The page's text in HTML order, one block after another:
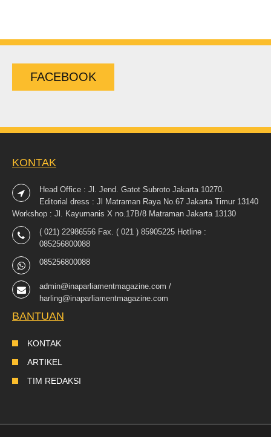
FACEBOOK
KONTAK
Head Office : Jl. Jend. Gatot Subroto Jakarta 10270.
Editorial dress : Jl Matraman Raya No.67 Jakarta Timur 13140
Workshop : Jl. Kayumanis X no.17B/8 Matraman Jakarta 13130
( 021) 22986556 Fax. ( 021 ) 85905225 Hotline :
085256800088
085256800088
admin@inaparliamentmagazine.com /
harling@inaparliamentmagazine.com
BANTUAN
KONTAK
ARTIKEL
TIM REDAKSI